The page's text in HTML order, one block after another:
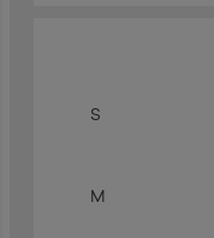
S
M